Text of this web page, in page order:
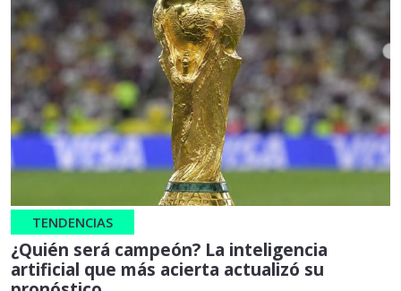
TENDENCIAS
¿Quién será campeón? La inteligencia
artificial que más acierta actualizó su